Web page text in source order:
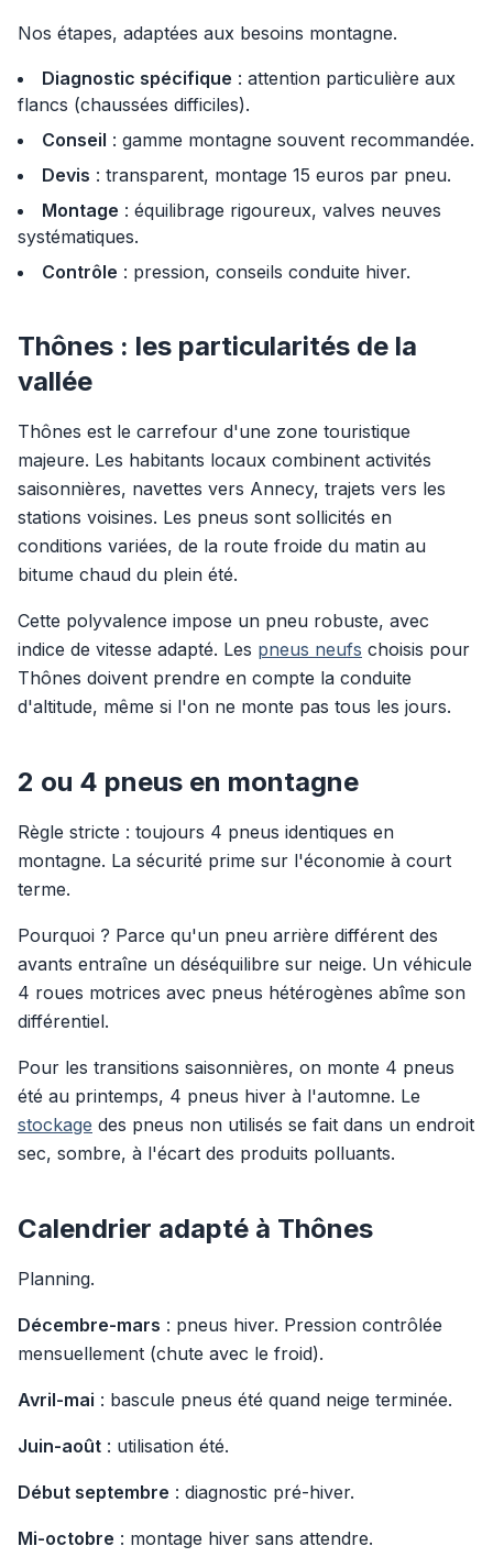
Nos étapes, adaptées aux besoins montagne.
Diagnostic spécifique : attention particulière aux
flancs (chaussées difficiles).
Conseil : gamme montagne souvent recommandée.
Devis : transparent, montage 15 euros par pneu.
Montage : équilibrage rigoureux, valves neuves
systématiques.
Contrôle : pression, conseils conduite hiver.
Thônes : les particularités de la
vallée
Thônes est le carrefour d'une zone touristique
majeure. Les habitants locaux combinent activités
saisonnières, navettes vers Annecy, trajets vers les
stations voisines. Les pneus sont sollicités en
conditions variées, de la route froide du matin au
bitume chaud du plein été.
Cette polyvalence impose un pneu robuste, avec
indice de vitesse adapté. Les pneus neufs choisis pour
Thônes doivent prendre en compte la conduite
d'altitude, même si l'on ne monte pas tous les jours.
2 ou 4 pneus en montagne
Règle stricte : toujours 4 pneus identiques en
montagne. La sécurité prime sur l'économie à court
terme.
Pourquoi ? Parce qu'un pneu arrière différent des
avants entraîne un déséquilibre sur neige. Un véhicule
4 roues motrices avec pneus hétérogènes abîme son
différentiel.
Pour les transitions saisonnières, on monte 4 pneus
été au printemps, 4 pneus hiver à l'automne. Le
stockage des pneus non utilisés se fait dans un endroit
sec, sombre, à l'écart des produits polluants.
Calendrier adapté à Thônes
Planning.
Décembre-mars : pneus hiver. Pression contrôlée
mensuellement (chute avec le froid).
Avril-mai : bascule pneus été quand neige terminée.
Juin-août : utilisation été.
Début septembre : diagnostic pré-hiver.
Mi-octobre : montage hiver sans attendre.